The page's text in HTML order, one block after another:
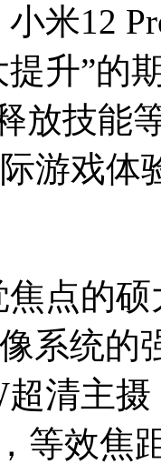
米12
升”的
放技能
游戏体
点的
系统的
清主
等效焦